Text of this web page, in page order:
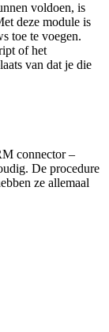
voldoen, is
deze module is
toe te voegen.
of het
van dat je die
connector –
De procedure
ze allemaal